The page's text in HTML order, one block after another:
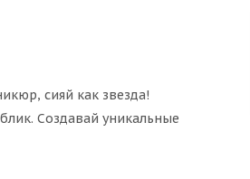
сияй как звезда!
Создавай уникальные